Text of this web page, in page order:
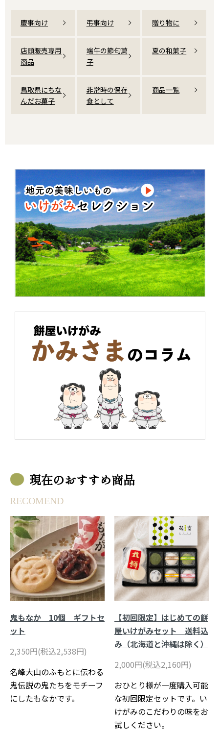
慶事向け 弔事向け 贈り物に
店頭販売専用
商品
端午の節句菓
子
夏の和菓子
鳥取県にちな
んだお菓子
非常時の保存
食として
商品一覧
現在のおすすめ商品
RECOMEND
鬼もなか 10個 ギフトセ
ット
2,350円(税込2,538円)
名峰大山のふもとに伝わる
鬼伝説の鬼たちをモチーフ
にしたもなかです。
【初回限定】はじめての餅
屋いけがみセット 送料込
み（北海道と沖縄は除く）
2,000円(税込2,160円)
おひとり様が一度購入可能
な初回限定セットです。い
けがみのこだわりの味をお
試しください。